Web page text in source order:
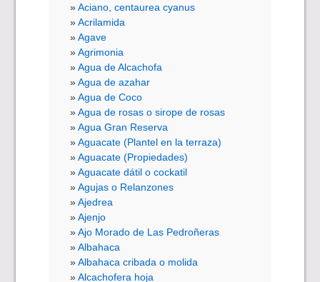
Aciano, centaurea cyanus
Acrilamida
Agave
Agrimonia
Agua de Alcachofa
Agua de azahar
Agua de Coco
Agua de rosas o sirope de rosas
Agua Gran Reserva
Aguacate (Plantel en la terraza)
Aguacate (Propiedades)
Aguacate dátil o cockatil
Agujas o Relanzones
Ajedrea
Ajenjo
Ajo Morado de Las Pedroñeras
Albahaca
Albahaca cribada o molida
Alcachofera hoja